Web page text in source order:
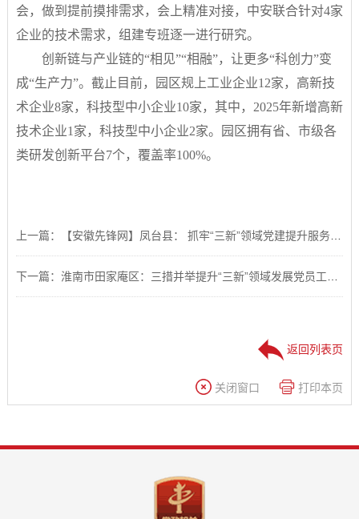
会，做到提前摸排需求，会上精准对接，中安联合针对4家
企业的技术需求，组建专班逐一进行研究。
创新链与产业链的“相见”“相融”，让更多“科创力”变
成“生产力”。截止目前，园区规上工业企业12家，高新技
术企业8家，科技型中小企业10家，其中，2025年新增高新
技术企业1家，科技型中小企业2家。园区拥有省、市级各
类研发创新平台7个，覆盖率100%。
上一篇：【安徽先锋网】凤台县： 抓牢“三新”领域党建提升服务发展新效能
返回列表页
关闭窗口 打印本页